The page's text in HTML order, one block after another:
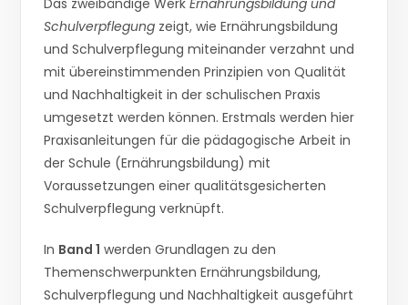
Schulverpflegung zeigt, wie Ernährungsbildung
und Schulverpflegung miteinander verzahnt und
mit übereinstimmenden Prinzipien von Qualität
und Nachhaltigkeit in der schulischen Praxis
umgesetzt werden können. Erstmals werden hier
Praxisanleitungen für die pädagogische Arbeit in
der Schule (Ernährungsbildung) mit
Voraussetzungen einer qualitätsgesicherten
Schulverpflegung verknüpft.
In Band 1 werden Grundlagen zu den
Themenschwerpunkten Ernährungsbildung,
Schulverpflegung und Nachhaltigkeit ausgeführt